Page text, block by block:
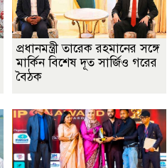
প্রধানমন্ত্রী তারেক রহমানের সঙ্গে
মার্কিন বিশেষ দূত সার্জিও গরের
বৈঠক